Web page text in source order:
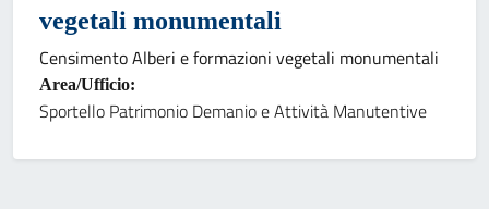
vegetali monumentali
Censimento Alberi e formazioni vegetali monumentali
Area/Ufficio:
Sportello Patrimonio Demanio e Attività Manutentive